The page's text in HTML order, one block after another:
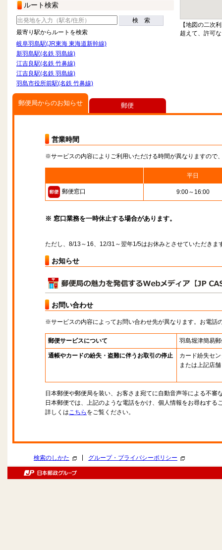
ルート検索
検 索
最寄り駅からルートを検索
岐阜羽島駅(JR東海 東海道新幹線)
新羽島駅(名鉄 羽島線)
江吉良駅(名鉄 竹鼻線)
江吉良駅(名鉄 羽島線)
羽島市役所前駅(名鉄 竹鼻線)
【地図の二次
超えて、許可
郵便局からのお知らせ
営業時間
※サービスの内容によりご利用いただける時間が異なりますので
平日
郵便窓口 9:00～16:00
※ 窓口業務を一時休止する場合があります。
ただし、8/13～16、12/31～翌年1/5はお休みとさせていただきま
お知らせ
お問い合わせ
※サービスの内容によってお問い合わせ先が異なります。お電話
郵便サービスについて 羽島堀津簡易
通帳やカードの紛失・盗難に伴うお取引の停止
カード紛失セ
または上記店舗
日本郵便や郵便局を装い、お客さま宛てに自動音声等による不審
日本郵便では、上記のような電話をかけ、個人情報をお尋ねする
詳しくはこちら をご覧ください。
郵便
検索のしかた グループ・プライバシーポリシー